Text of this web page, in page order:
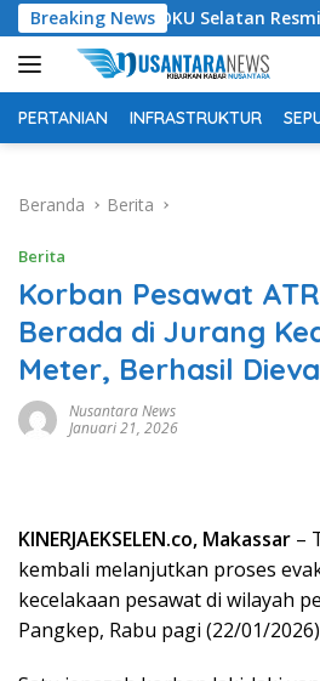
Langsung
ke
konten
Breaking News
OKU Selatan Resmi Buka
PERTANIAN INFRASTRUKTUR
Beranda Berita
Berita
Korban Pesawat
Berada di Jurang
Meter, Berhasil
Nusantara News
Januari 21, 2026
KINERJAEKSELEN.co, Makassar –
kembali melanjutkan proses
kecelakaan pesawat di wilayah
Pangkep, Rabu pagi (22/01/